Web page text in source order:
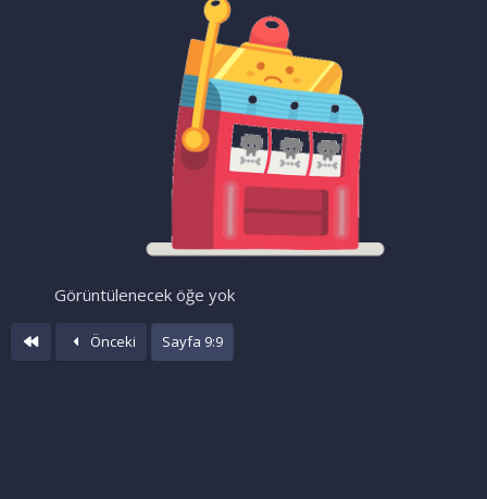
Görüntülenecek öğe yok
İlk Önceki Sayfa 9:9